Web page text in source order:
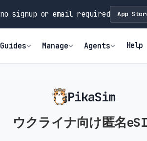
no signup or email required App
Manage Agents Help
PikaSim
ウクライナ向け匿名